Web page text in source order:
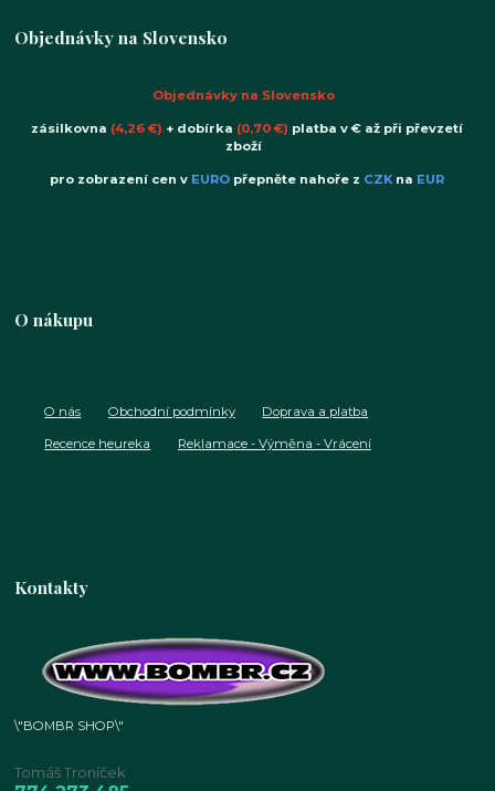
Objednávky na Slovensko
Objednávky na Slovensko
zásilkovna (4,26 €) + dobírka (0,70 €) platba v € až při převzetí
zboží
pro zobrazení cen v EURO přepněte nahoře z CZKna EUR
O nákupu
O nás Obchodní podmínky Doprava a platba
Recence heureka Reklamace - Výměna - Vrácení
Kontakty
\"BOMBR SHOP\"
Tomáš Troníček